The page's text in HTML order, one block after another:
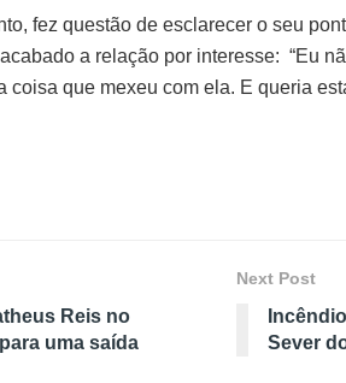
fez questão de esclarecer o seu
a relação por interesse: “Eu
coisa que mexeu com ela. E queria
Reis no
uma saída
Next Post
Sever